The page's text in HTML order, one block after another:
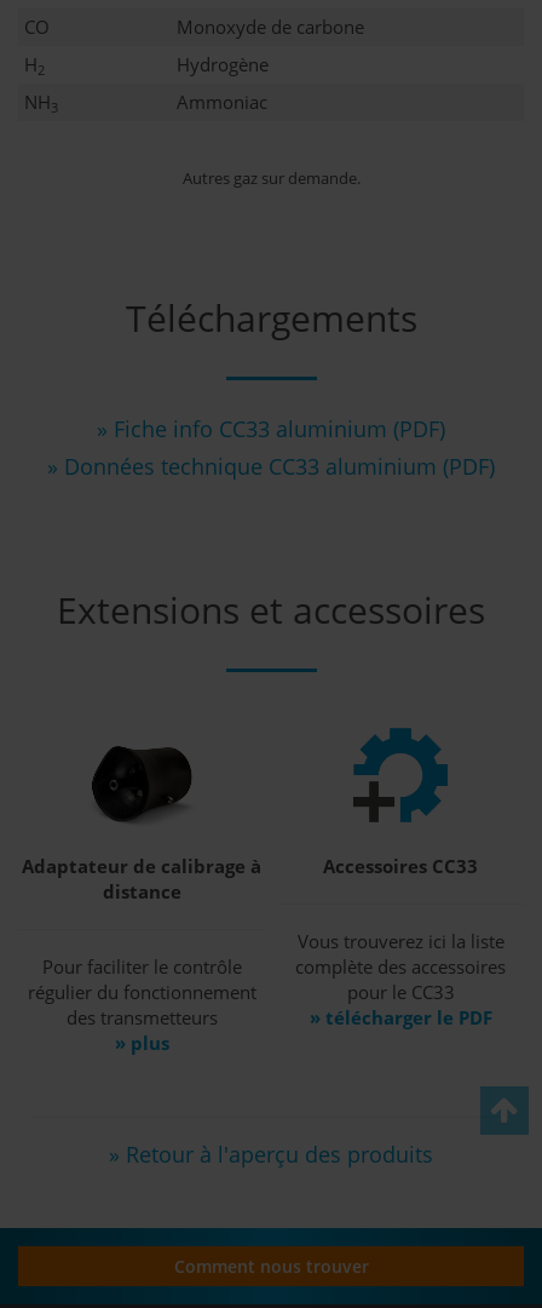
CO
Monoxyde de carbone
H2
Hydrogène
NH3 Ammoniac
Autres gaz sur demande.
Téléchargements
» Fiche info CC33 aluminium (PDF)
» Données technique CC33 aluminium (PDF)
Extensions et accessoires
Adaptateur de calibrage à
distance
Pour faciliter le contrôle
régulier du fonctionnement
des transmetteurs
» plus
Accessoires CC33
Vous trouverez ici la liste
complète des accessoires
pour le CC33
» télécharger le PDF
» Retour à l'aperçu des produits
Comment nous trouver